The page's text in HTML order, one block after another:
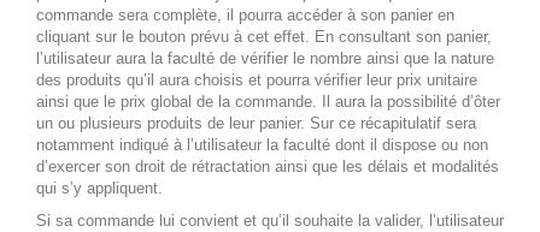
commande sera complète, il pourra accéder à son panier en
cliquant sur le bouton prévu à cet effet. En consultant son panier,
l’utilisateur aura la faculté de vérifier le nombre ainsi que la nature
des produits qu’il aura choisis et pourra vérifier leur prix unitaire
ainsi que le prix global de la commande. Il aura la possibilité d’ôter
un ou plusieurs produits de leur panier. Sur ce récapitulatif sera
notamment indiqué à l’utilisateur la faculté dont il dispose ou non
d’exercer son droit de rétractation ainsi que les délais et modalités
qui s’y appliquent.
Si sa commande lui convient et qu’il souhaite la valider, l’utilisateur